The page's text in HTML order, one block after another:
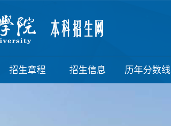
招生章程 招生信息 历年分数线